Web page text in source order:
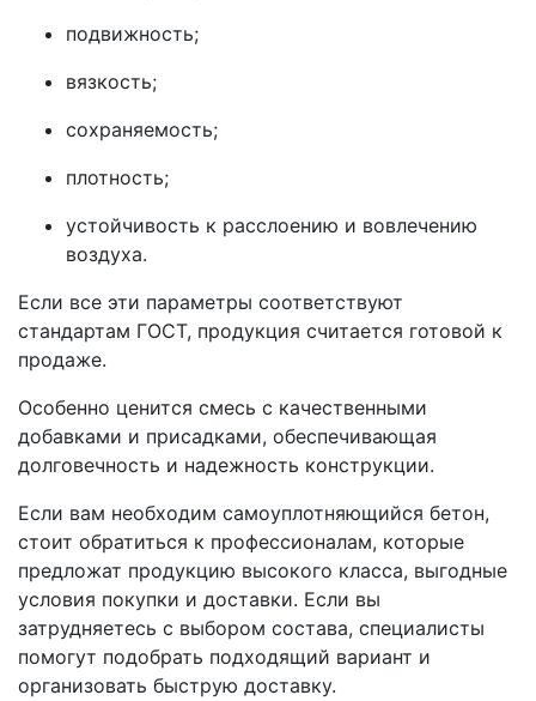
подвижность;
вязкость;
сохраняемость;
плотность;
устойчивость к расслоению и вовлечению
воздуха.
Если все эти параметры соответствуют
стандартам ГОСТ, продукция считается готовой к
продаже.
Особенно ценится смесь с качественными
добавками и присадками, обеспечивающая
долговечность и надежность конструкции.
Если вам необходим самоуплотняющийся бетон,
стоит обратиться к профессионалам, которые
предложат продукцию высокого класса, выгодные
условия покупки и доставки. Если вы
затрудняетесь с выбором состава, специалисты
помогут подобрать подходящий вариант и
организовать быструю доставку.